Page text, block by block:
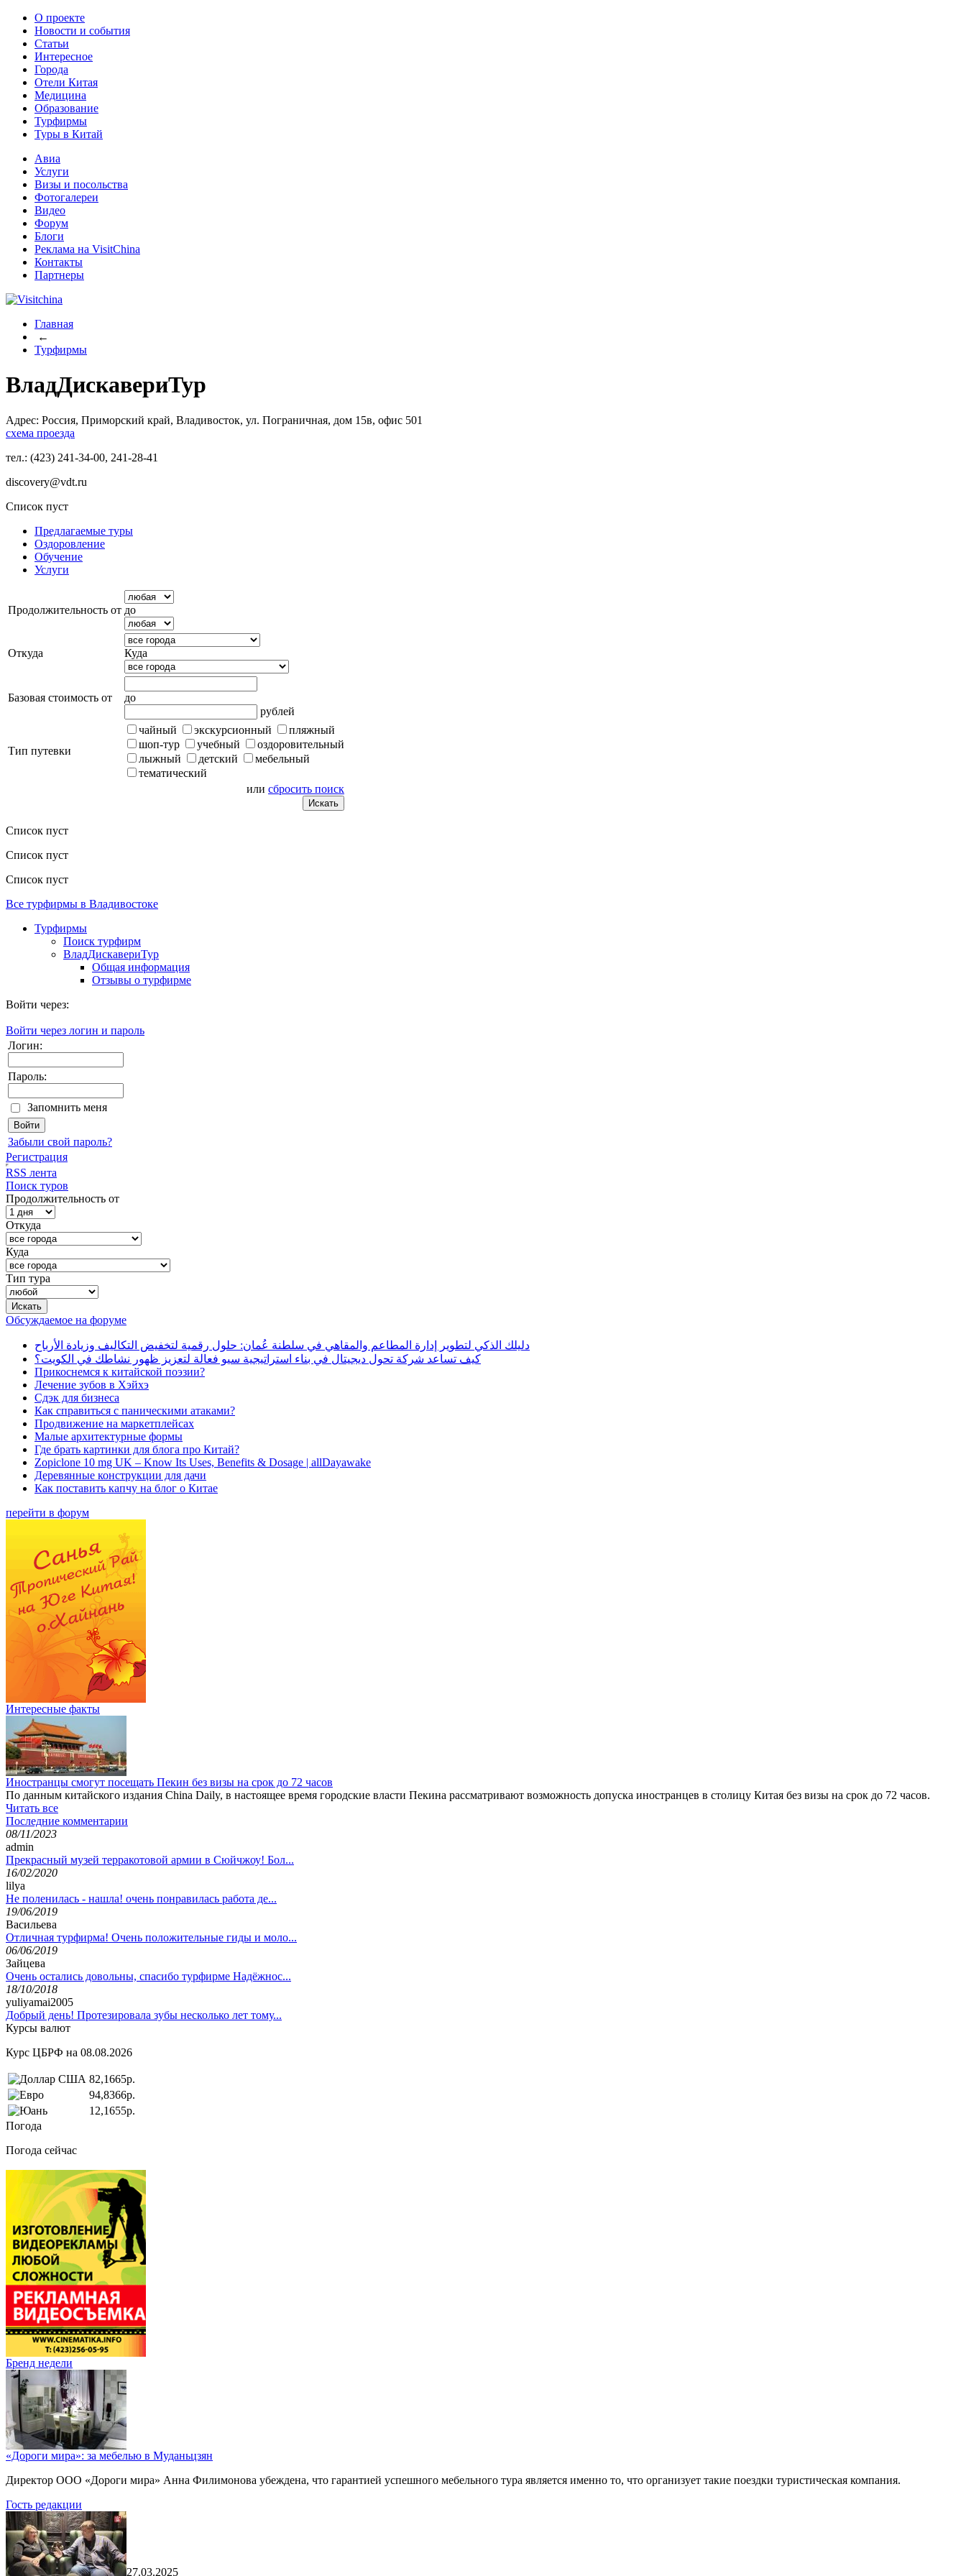
О проекте
Новости и события
Статьи
Интересное
Города
Отели Китая
Медицина
Образование
Турфирмы
Туры в Китай
Авиа
Услуги
Визы и посольства
Фотогалереи
Видео
Форум
Блоги
Реклама на VisitChina
Контакты
Партнеры
Главная
←
Турфирмы
ВладДискавериТур
Адрес: Россия, Приморский край, Владивосток, ул. Пограничная, дом 15в, офис 501
схема проезда
тел.: (423) 241-34-00, 241-28-41
discovery@vdt.ru
Список пуст
Предлагаемые туры
Оздоровление
Обучение
Услуги
Продолжительность от до
Откуда Куда
Базовая стоимость от
до
рублей
Тип путевки
чайный экскурсионный
пляжный
шоп-тур
учебный
оздоровительный
лыжный
детский
мебельный
тематический
или сбросить поиск
Список пуст
Список пуст
Список пуст
Все турфирмы в Владивостоке
Турфирмы
Поиск турфирм
ВладДискавериТур
Общая информация
Отзывы о турфирме
Войти через:
Войти через логин и пароль
Логин:
Пароль:
Запомнить меня
Забыли свой пароль?
Регистрация
RSS лента
Поиск туров
Продолжительность от
Откуда
Куда
Тип тура
Обсуждаемое на форуме
دليلك الذكي لتطوير إدارة المطاعم والمقاهي في سلطنة عُمان: حلول رقمية لتخفيض التكاليف وزيادة الأرباح
كيف تساعد شركة تحول ديجيتال في بناء استراتيجية سيو فعالة لتعزيز ظهور نشاطك في الكويت؟
Прикоснемся к китайской поэзии?
Лечение зубов в Хэйхэ
Сдэк для бизнеса
Как справиться с паническими атаками?
Продвижение на маркетплейсах
Малые архитектурные формы
Где брать картинки для блога про Китай?
Zopiclone 10 mg UK – Know Its Uses, Benefits & Dosage | allDayawake
Деревянные конструкции для дачи
Как поставить капчу на блог о Китае
перейти в форум
Интересные факты
Иностранцы смогут посещать Пекин без визы на срок до 72 часов
По данным китайского издания China Daily, в настоящее время городские власти Пекина рассматривают возможность допуска иностранцев в столицу Китая без визы на срок до 72 часов.
Читать все
Последние комментарии
08/11/2023
admin
Прекрасный музей терракотовой армии в Сюйчжоу! Бол...
16/02/2020
lilya
Не поленилась - нашла! очень понравилась работа де...
19/06/2019
Васильева
Отличная турфирма! Очень положительные гиды и моло...
06/06/2019
Зайцева
Очень остались довольны, спасибо турфирме Надёжнос...
18/10/2018
yuliyamai2005
Добрый день! Протезировала зубы несколько лет тому...
Курсы валют
Курс ЦБРФ на 08.08.2026
82,1665р.
94,8366р.
12,1655р.
Погода
Погода сейчас
Бренд недели
«Дороги мира»: за мебелью в Муданьцзян
Директор ООО «Дороги мира» Анна Филимонова убеждена, что гарантией успешного мебельного тура является именно то, что организует такие поездки туристическая компания.
Гость редакции
27.03.2025